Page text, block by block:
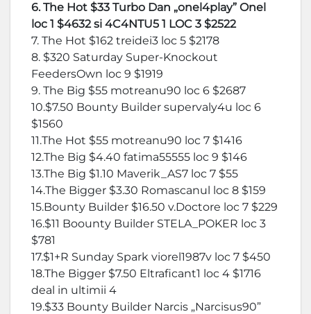
6. The Hot $33 Turbo Dan „onel4play” Onel
loc 1 $4632 si 4C4NTU5 1 LOC 3 $2522
7. The Hot $162 treidei3 loc 5 $2178
8. $320 Saturday Super-Knockout
FeedersOwn loc 9 $1919
9. The Big $55 motreanu90 loc 6 $2687
10.$7.50 Bounty Builder supervaly4u loc 6
$1560
11.The Hot $55 motreanu90 loc 7 $1416
12.The Big $4.40 fatima55555 loc 9 $146
13.The Big $1.10 Maverik_AS7 loc 7 $55
14.The Bigger $3.30 Romascanul loc 8 $159
15.Bounty Builder $16.50 v.Doctore loc 7 $229
16.$11 Boounty Builder STELA_POKER loc 3
$781
17.$1+R Sunday Spark viorel1987v loc 7 $450
18.The Bigger $7.50 Eltraficant1 loc 4 $1716
deal in ultimii 4
19.$33 Bounty Builder Narcis „Narcisus90”